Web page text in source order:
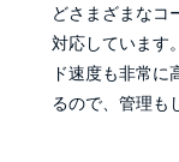
どさまざまなコ
対応しています
ド速度も非常
るので、管理も